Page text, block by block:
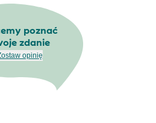
poznać
zdanie
opinię